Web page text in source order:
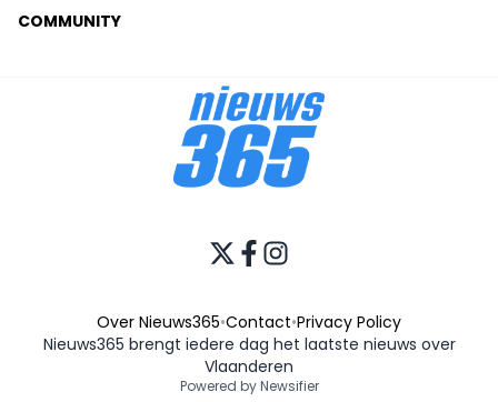
COMMUNITY
Over Nieuws365•Contact•Privacy Policy
Nieuws365 brengt iedere dag het laatste nieuws over
Vlaanderen
Powered by Newsifier